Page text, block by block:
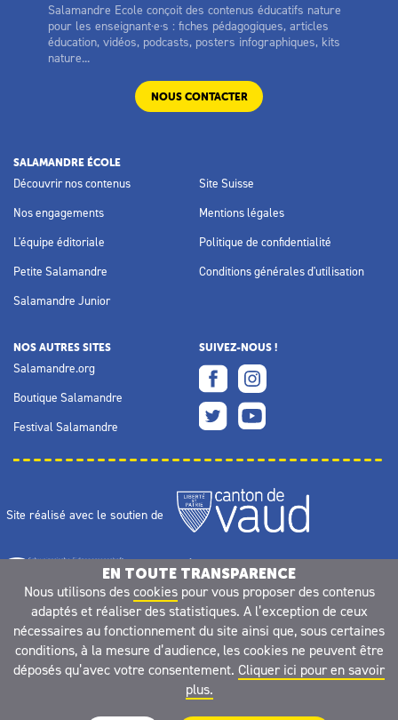
Salamandre Ecole conçoit des contenus éducatifs nature
pour les enseignant·e·s : fiches pédagogiques, articles
éducation, vidéos, podcasts, posters infographiques, kits
nature...
NOUS CONTACTER
SALAMANDRE ÉCOLE
Découvrir nos contenus
Nos engagements
L'équipe éditoriale
Petite Salamandre
Salamandre Junior
Site Suisse
Mentions légales
Politique de confidentialité
Conditions générales d'utilisation
NOS AUTRES SITES
Salamandre.org
Boutique Salamandre
Festival Salamandre
SUIVEZ-NOUS !
Site réalisé avec le soutien de
EN TOUTE TRANSPARENCE
Nous utilisons des cookiespour vous proposer des contenus
adaptés et réaliser des statistiques. A l’exception de ceux
nécessaires au fonctionnement du site ainsi que, sous certaines
conditions, à la mesure d’audience, les cookies ne peuvent être
déposés qu’avec votre consentement. Cliquer ici pour en savoir
plus.